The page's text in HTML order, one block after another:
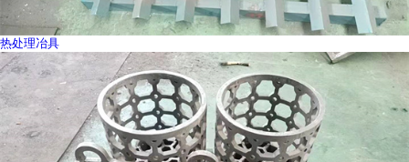
热处理冶具